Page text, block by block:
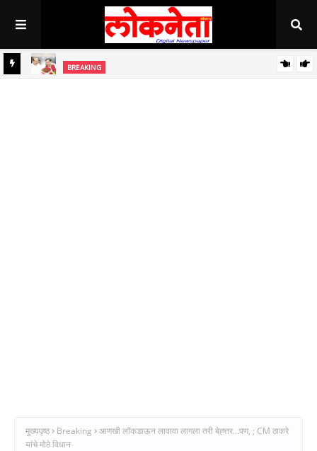
BREAKING
मुख्यपृष्ठ Breaking
आणखी लॉकडाऊन लावावा लागला तरी बेह्त्तर...पण, ; CM ठाकरे
यांचे मोठे विधान